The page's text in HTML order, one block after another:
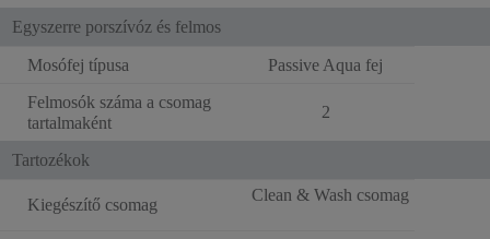
Egyszerre porszívóz és felmos
Mosófej típusa
Passive Aqua fej
Felmosók száma a csomag
tartalmaként
2
Tartozékok
Kiegészítő csomag
Clean & Wash csomag